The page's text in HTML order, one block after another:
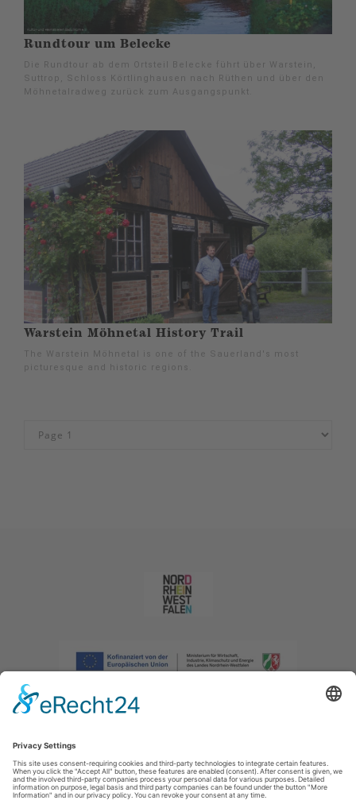
Rundtour um Belecke
Die Rundtour ab dem Ortsteil Belecke führt über Warstein,
Suttrop, Schloss Körtlinghausen nach Rüthen und über den
Möhnetalradweg zurück zum Ausgangspunkt.
Warstein Möhnetal History Trail
The Warstein Möhnetal is one of the Sauerland's most
picturesque and historic regions.
Imprint|Privacy policy|Declaration of accessibility